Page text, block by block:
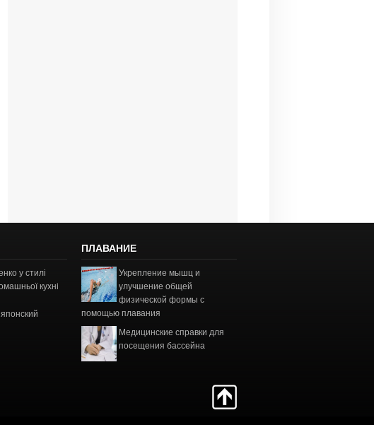
у стилі
кухні
ПЛАВАНИЕ
Укрепление мышц и
улучшение общей
физической формы с
помощью плавания
Медицинские справки для
посещения бассейна